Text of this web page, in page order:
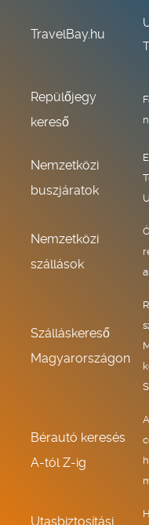
TravelBay.hu
Repülőjegy
kereső
Nemzetközi
buszjáratok
Nemzetközi
szállások
Szálláskereső
Magyarországon
Bérautó keresés
A-tól Z-ig
Utasbiztosítási